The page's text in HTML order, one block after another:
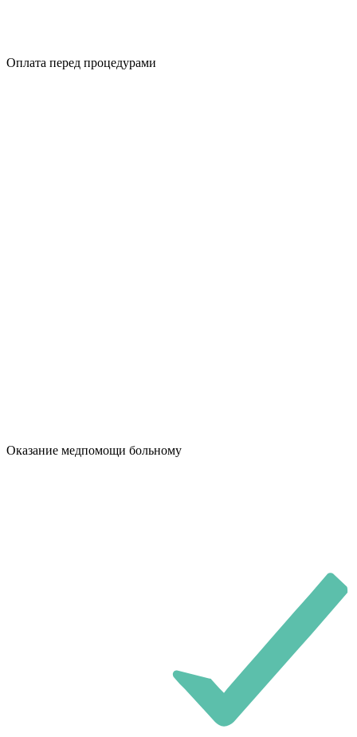
Оплата перед процедурами
Оказание медпомощи больному